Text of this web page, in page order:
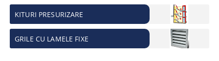
KITURI PRESURIZARE
GRILE CU LAMELE FIXE